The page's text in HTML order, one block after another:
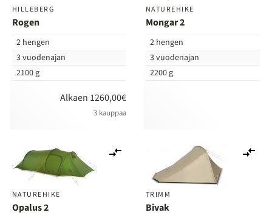
HILLEBERG
Rogen
2 hengen
3 vuodenajan
2100 g
Alkaen 1260,00€
3 kauppaa
NATUREHIKE
Mongar 2
2 hengen
3 vuodenajan
2200 g
NATUREHIKE
Opalus 2
TRIMM
Bivak